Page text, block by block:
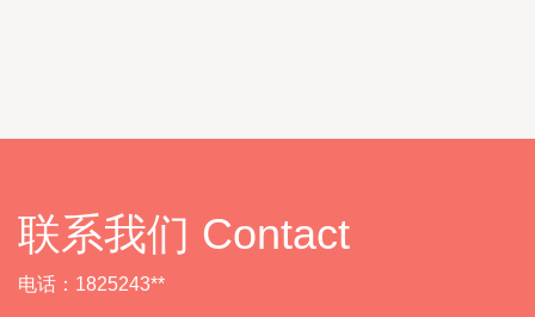
联系我们 Contact
电话：1825243**